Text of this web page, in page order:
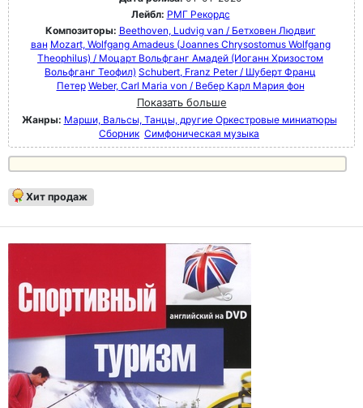
Лейбл: РМГ Рекордс
Композиторы: Beethoven, Ludvig van / Бетховен Людвиг
ван Mozart, Wolfgang Amadeus (Joannes Chrysostomus Wolfgang
Theophilus) / Моцарт Вольфганг Амадей (Иоганн Хризостом
Вольфганг Теофил) Schubert, Franz Peter / Шуберт Франц
Петер Weber, Carl Maria von / Вебер Карл Мария фон
Показать больше
Жанры: Марши, Вальсы, Танцы, другие Оркестровые миниатюры
Сборник Симфоническая музыка
Хит продаж